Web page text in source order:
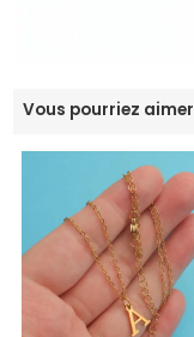
Vous pourriez aimer